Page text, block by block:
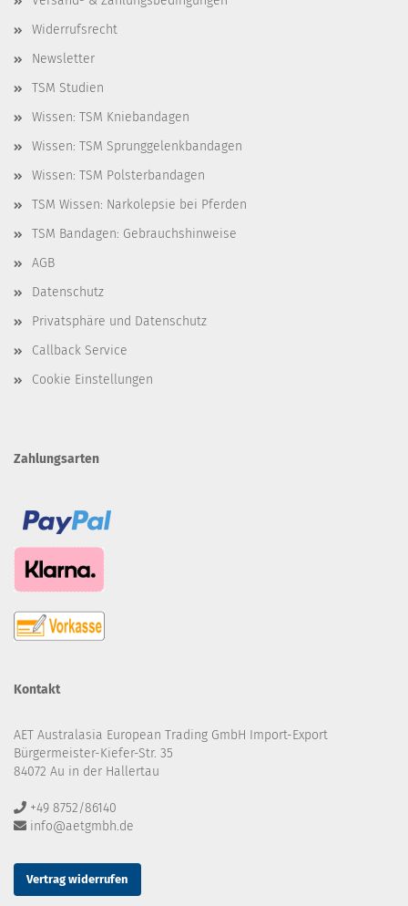
Widerrufsrecht
Newsletter
TSM Studien
Wissen: TSM Kniebandagen
Wissen: TSM Sprunggelenkbandagen
Wissen: TSM Polsterbandagen
TSM Wissen: Narkolepsie bei Pferden
TSM Bandagen: Gebrauchshinweise
AGB
Datenschutz
Privatsphäre und Datenschutz
Callback Service
Cookie Einstellungen
Zahlungsarten
Kontakt
AET Australasia European Trading GmbH Import-Export
Bürgermeister-Kiefer-Str. 35
84072 Au in der Hallertau
+49 8752/86140
info@aetgmbh.de
Vertrag widerrufen